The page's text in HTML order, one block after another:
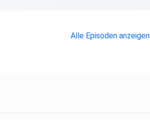
Alle Episoden anzeigen